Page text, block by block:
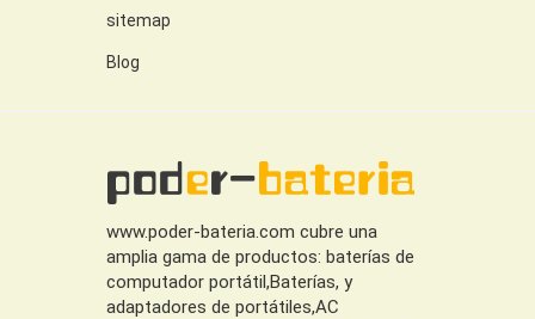
sitemap
Blog
www.poder-bateria.com cubre una
amplia gama de productos: baterías de
computador portátil,Baterías, y
adaptadores de portátiles,AC